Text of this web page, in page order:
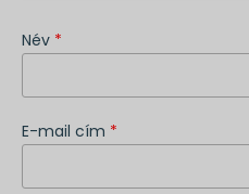
Név *
E-mail cím *